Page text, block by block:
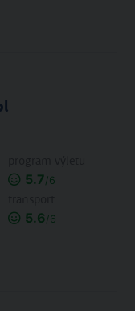
5.7/6
5.6/6